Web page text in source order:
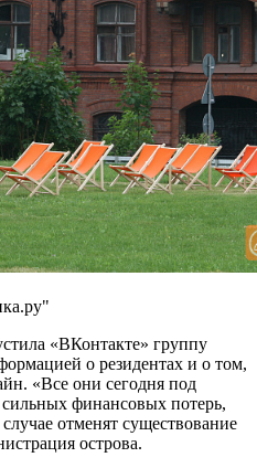
«ВКонтакте» группу
о резидентах и о том,
«Все они сегодня под
сильных финансовых потерь,
отменят существование
острова.